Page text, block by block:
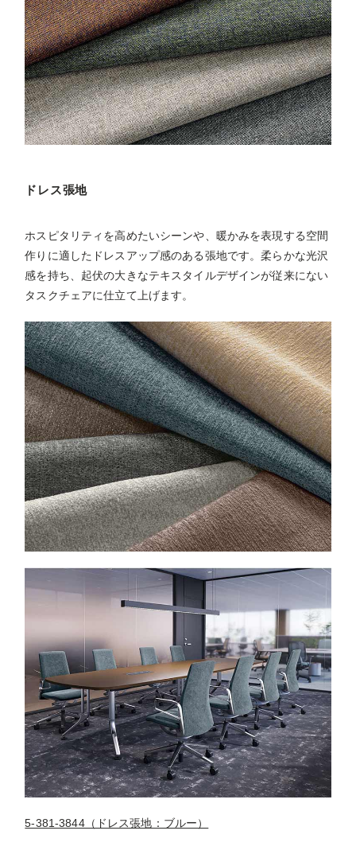
ドレス張地
ホスピタリティを高めたいシーンや、暖かみを表現する空間
作りに適したドレスアップ感のある張地です。柔らかな光沢
感を持ち、起伏の大きなテキスタイルデザインが従来にない
タスクチェアに仕立て上げます。
5-381-3844（ドレス張地：ブルー）